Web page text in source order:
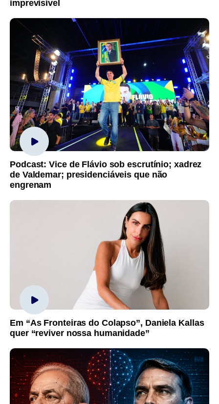
imprevisível
Podcast: Vice de Flávio sob escrutínio; xadrez
de Valdemar; presidenciáveis que não
engrenam
Em “As Fronteiras do Colapso”, Daniela Kallas
quer “reviver nossa humanidade”